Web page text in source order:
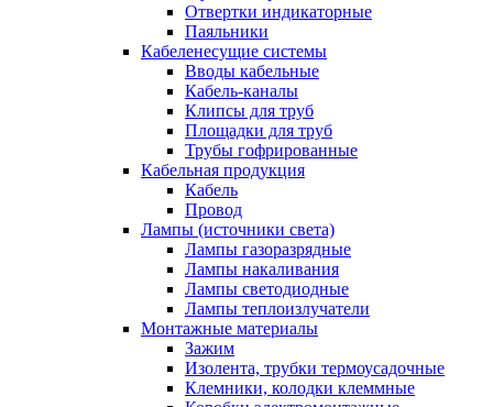
Отвертки индикаторные
Паяльники
Кабеленесущие системы
Вводы кабельные
Кабель-каналы
Клипсы для труб
Площадки для труб
Трубы гофрированные
Кабельная продукция
Кабель
Провод
Лампы (источники света)
Лампы газоразрядные
Лампы накаливания
Лампы светодиодные
Лампы теплоизлучатели
Монтажные материалы
Зажим
Изолента, трубки термоусадочные
Клемники, колодки клеммные